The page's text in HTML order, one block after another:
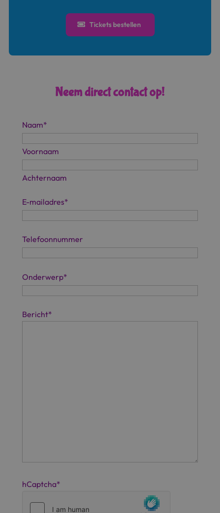
Tickets bestellen
Neem direct contact op!
Naam*
Voornaam
Achternaam
E-mailadres*
Telefoonnummer
Onderwerp*
Bericht*
hCaptcha*